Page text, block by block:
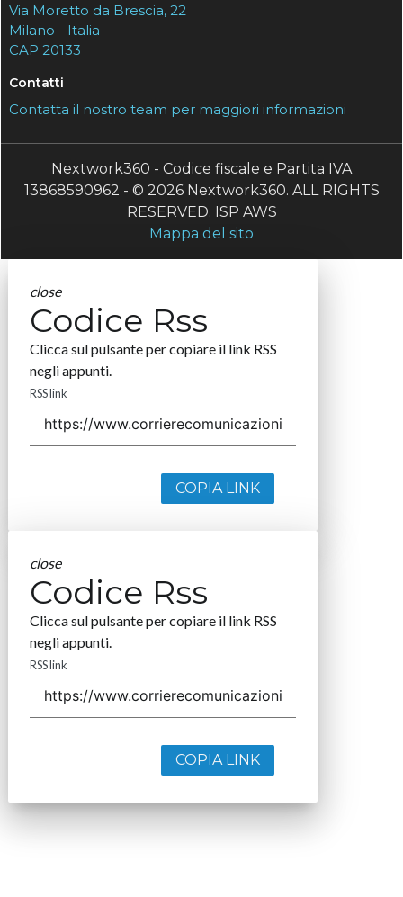
Via Moretto da Brescia, 22
Milano - Italia
CAP 20133
Contatti
Contatta il nostro team per maggiori informazioni
Nextwork360 - Codice fiscale e Partita IVA
13868590962 - © 2026 Nextwork360. ALL RIGHTS
RESERVED. ISP AWS
Mappa del sito
close
Codice Rss
Clicca sul pulsante per copiare il link RSS
negli appunti.
RSS link
COPIA LINK
close
Codice Rss
Clicca sul pulsante per copiare il link RSS
negli appunti.
RSS link
COPIA LINK